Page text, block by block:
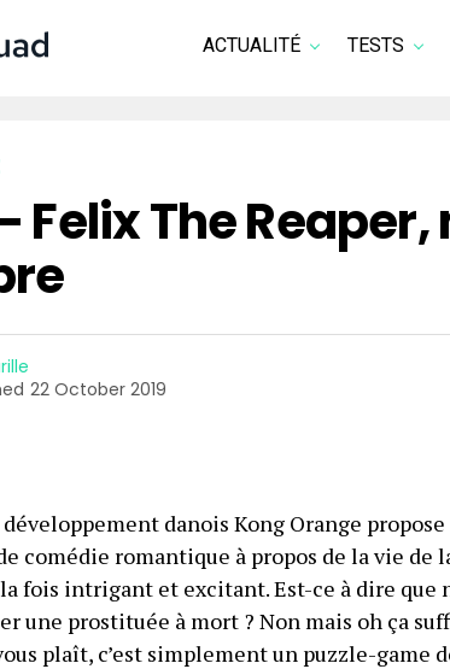
ACTUALITÉ TESTS
Felix The
22 October 2019
danois Kong Orange
comédie romantique à propos de la vie
la fois intrigant et excitant. Est-ce à dire que
une prostituée à mort ? Non mais oh ça
plaît, c’est simplement un puzzle-game